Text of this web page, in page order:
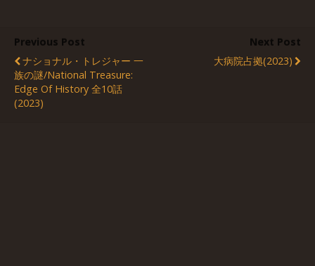
Previous Post
ナショナル・トレジャー 一
族の謎/National Treasure:
Edge Of History 全10話
(2023)
Next Post
大病院占拠(2023)